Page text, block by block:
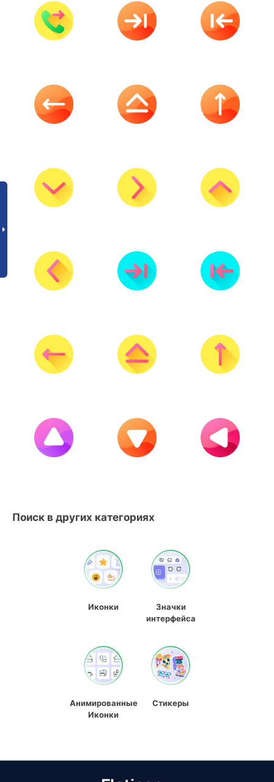
Поиск в других категориях
Иконки
Значки
интерфейса
Анимированные
Иконки
Стикеры